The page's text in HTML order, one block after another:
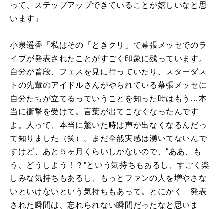
って、ステップアップできていることが嬉しいなと思
います」
小泉遥香「私はその「ときクリ」で幕張メッセでのラ
イブが発表されたことがすごく印象に残っています。
自分が普段、フェスを見に行っていたり、スターダス
トの先輩のアイドルさんがやられている幕張メッセに
自分たちが立てるっていうことを知った時はもう…本
当に衝撃を受けて。言葉が出てこなくなったんです
よ。人って、本当に驚いた時は声が出なくなるんだっ
て知りました（笑）。まだ全然実感は湧いてないんで
すけど、あと５ヶ月くらいしかないので、“ああ、も
う、どうしよう！？”という気持ちもあるし、すごく楽
しみな気持ちもあるし、もっとファンの人を増やさな
いといけないという気持ちもあって。とにかく、発表
された瞬間は、忘れられない瞬間だったなと思いま